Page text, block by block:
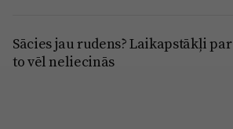
Sācies jau rudens? Laikapstākļi par
to vēl neliecinās